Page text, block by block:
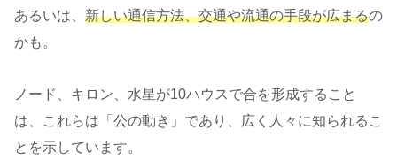
あるいは、 新しい通信方法、交通や流通の手段が広まるの
かも。
ノード、キロン、水星が10ハウスで合を形成すること
は、これらは「公の動き」であり、広く人々に知られるこ
とを示しています。